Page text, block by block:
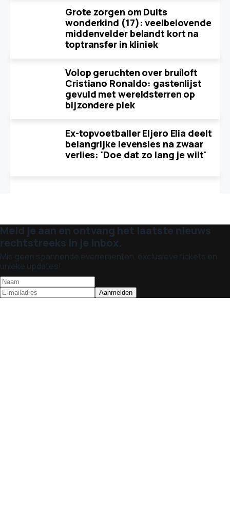
Grote zorgen om Duits
wonderkind (17): veelbelovende
middenvelder belandt kort na
toptransfer in kliniek
Volop geruchten over bruiloft
Cristiano Ronaldo: gastenlijst
gevuld met wereldsterren op
bijzondere plek
Ex-topvoetballer Eljero Elia deelt
belangrijke levensles na zwaar
verlies: 'Doe dat zo lang je wilt'
Meld je aan en ontvang het laatste nieuws
rechtstreeks in je inbox.
Mis geen spannende evenementen, exclusieve tickets en
unieke updates!